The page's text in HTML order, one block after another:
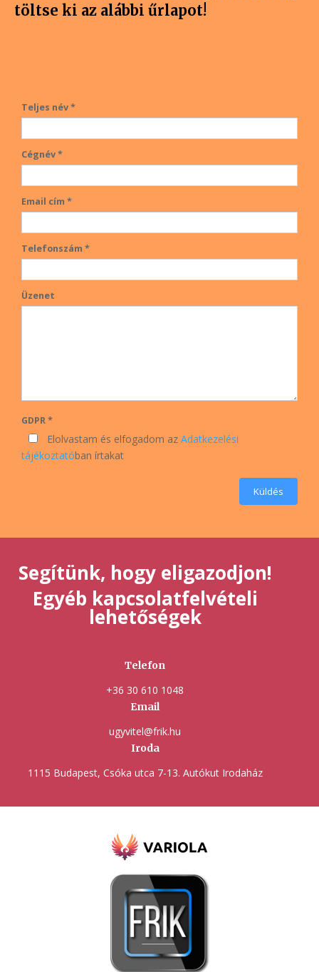
töltse ki az alábbi űrlapot!
Teljes név *
Cégnév *
Email cím *
Telefonszám *
Üzenet
GDPR *
Elolvastam és elfogadom az Adatkezelési
tájékoztatóban írtakat
Küldés
Segítünk, hogy eligazodjon!
Egyéb kapcsolatfelvételi
lehetőségek
Telefon
+36 30 610 1048
Email
ugyvitel@frik.hu
Iroda
1115 Budapest, Csóka utca 7-13. Autókut Irodaház